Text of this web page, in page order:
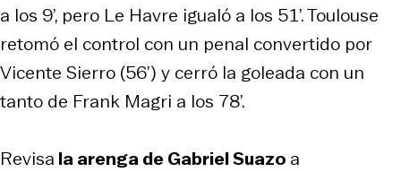
a los 9’, pero Le Havre igualó a los 51’. Toulouse
retomó el control con un penal convertido por
Vicente Sierro (56’) y cerró la goleada con un
tanto de Frank Magri a los 78’.
Revisa la arenga de Gabriel Suazo a